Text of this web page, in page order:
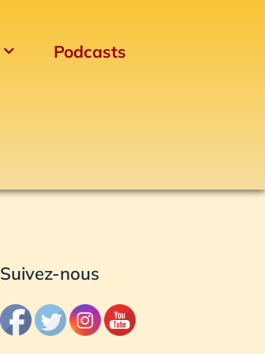
Podcasts
Suivez-nous
Archives